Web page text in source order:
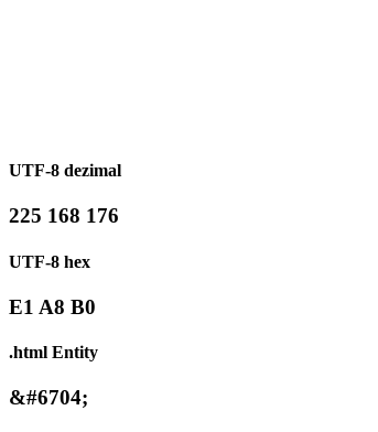
UTF-8 dezimal
225 168 176
UTF-8 hex
E1 A8 B0
.html Entity
&#6704;